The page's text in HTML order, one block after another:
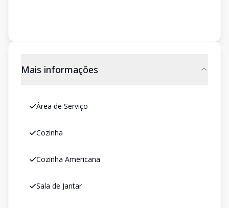
Mais informações
Área de Serviço
Cozinha
Cozinha Americana
Sala de Jantar